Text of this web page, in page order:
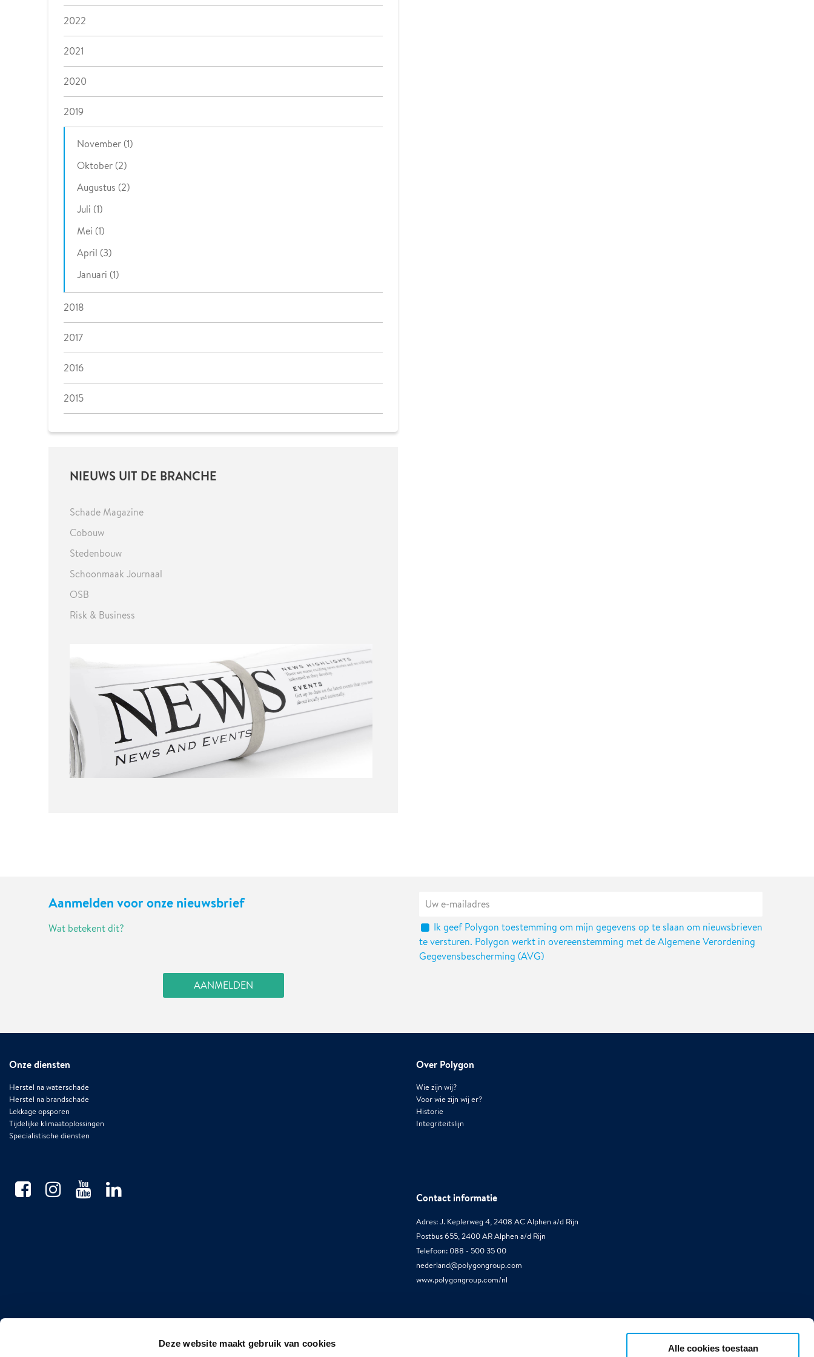
Deze website maakt gebruik van cookies Alle cookies toestaan
2022
2021
2020
2019
November (1)
Oktober (2)
Augustus (2)
Juli (1)
Mei (1)
April (3)
Januari (1)
2018
2017
2016
2015
NIEUWS UIT DE BRANCHE
Schade Magazine
Cobouw
Stedenbouw
Schoonmaak Journaal
OSB
Risk & Business
Aanmelden voor onze nieuwsbrief
Wat betekent dit?
Ik geef Polygon toestemming om mijn gegevens op te slaan om nieuwsbrieven
te versturen. Polygon werkt in overeenstemming met de Algemene Verordening
Gegevensbescherming (AVG)
Onze diensten
Herstel na waterschade
Herstel na brandschade
Lekkage opsporen
Tijdelijke klimaatoplossingen
Specialistische diensten
Over Polygon
Wie zijn wij?
Voor wie zijn wij er?
Historie
Integriteitslijn
Contact informatie
Adres: J. Keplerweg 4, 2408 AC Alphen a/d Rijn
Postbus 655, 2400 AR Alphen a/d Rijn
Telefoon: 088 - 500 35 00
nederland@polygongroup.com
www.polygongroup.com/nl